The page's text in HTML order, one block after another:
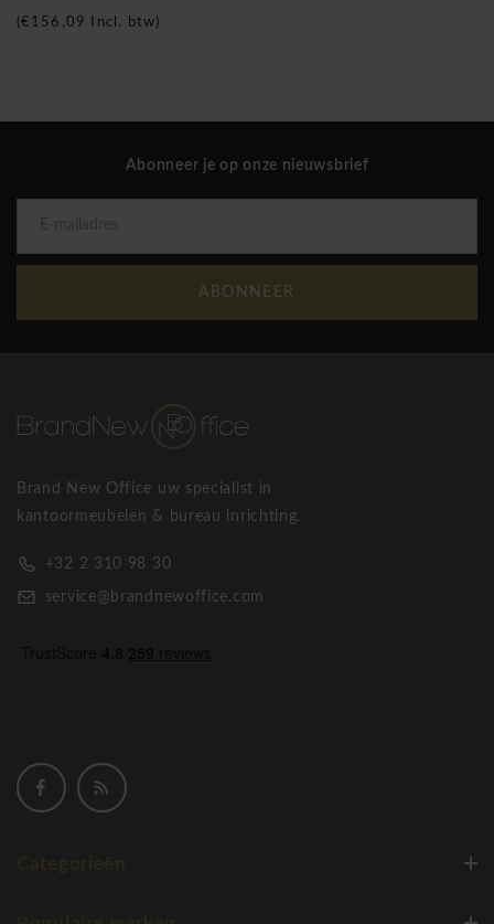
(€156,09 Incl. btw)
Abonneer je op onze nieuwsbrief
ABONNEER
Brand New Office uw specialist in
kantoormeubelen & bureau inrichting.
+32 2 310 98 30
service@brandnewoffice.com